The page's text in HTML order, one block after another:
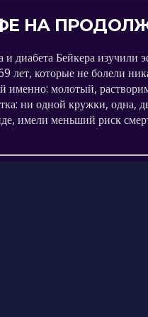
НА
диабета Бейкера
лет, которые не болели
именно: молотый,
ни одной кружки,
имели меньший риск